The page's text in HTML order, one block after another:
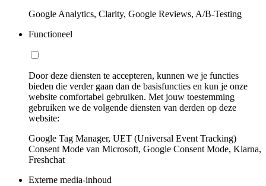
Google Analytics, Clarity, Google Reviews, A/B-Testing
Functioneel
Door deze diensten te accepteren, kunnen we je functies
bieden die verder gaan dan de basisfuncties en kun je onze
website comfortabel gebruiken. Met jouw toestemming
gebruiken we de volgende diensten van derden op deze
website:
Google Tag Manager, UET (Universal Event Tracking)
Consent Mode van Microsoft, Google Consent Mode, Klarna,
Freshchat
Externe media-inhoud